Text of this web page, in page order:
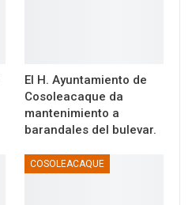
El H. Ayuntamiento de
Cosoleacaque da
mantenimiento a
barandales del bulevar.
COSOLEACAQUE